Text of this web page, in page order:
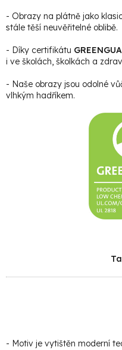
- Obrazy na plátně jako
stále těší neuvěřitelné oblibě.
- Díky certifikátu
i ve školách, školkách a
- Naše obrazy jsou odolné
vlhkým hadříkem.
- Motiv je vytištěn moderní